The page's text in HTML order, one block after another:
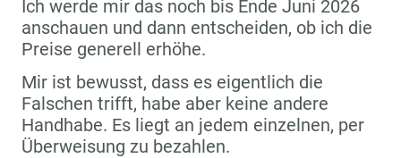
Ich werde mir das noch bis Ende Juni 2026
anschauen und dann entscheiden, ob ich die
Preise generell erhöhe.
Mir ist bewusst, dass es eigentlich die
Falschen trifft, habe aber keine andere
Handhabe. Es liegt an jedem einzelnen, per
Überweisung zu bezahlen.